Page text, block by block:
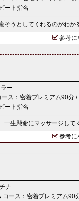
ート指名
そうとしてくれるのがわか
参考に
ー
ース：密着プレミアム90分
ート指名
一生懸命にマッサージし
参考に
ナ
コース：密着プレミアム90